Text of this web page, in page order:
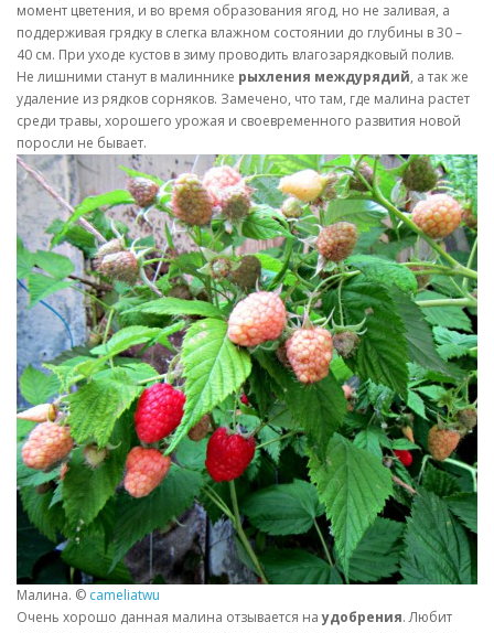
момент цветения, и во время образования ягод, но не заливая, а
поддерживая грядку в слегка влажном состоянии до глубины в 30 –
40 см. При уходе кустов в зиму проводить влагозарядковый полив.
Не лишними станут в малиннике рыхления междурядий, а так же
удаление из рядков сорняков. Замечено, что там, где малина растет
среди травы, хорошего урожая и своевременного развития новой
поросли не бывает.
Малина. © cameliatwu
Очень хорошо данная малина отзывается наудобрения. Любит